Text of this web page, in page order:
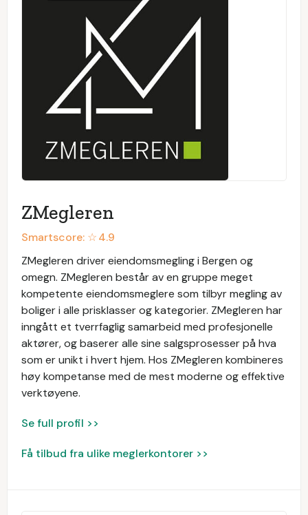
ZMegleren
Smartscore: ☆4.9
ZMegleren driver eiendomsmegling i Bergen og
omegn. ZMegleren består av en gruppe meget
kompetente eiendomsmeglere som tilbyr megling av
boliger i alle prisklasser og kategorier. ZMegleren har
inngått et tverrfaglig samarbeid med profesjonelle
aktører, og baserer alle sine salgsprosesser på hva
som er unikt i hvert hjem. Hos ZMegleren kombineres
høy kompetanse med de mest moderne og effektive
verktøyene.
Se full profil >>
Få tilbud fra ulike meglerkontorer >>